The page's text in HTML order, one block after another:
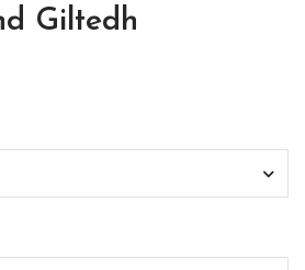
Giltedh